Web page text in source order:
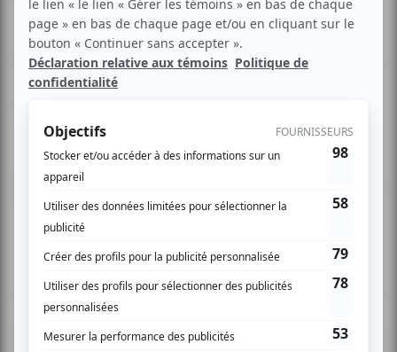
AUCUN COMMENTAIRE
donner un avis.